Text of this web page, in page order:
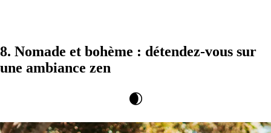
8. Nomade et bohème : détendez-vous sur
une ambiance zen
🌒